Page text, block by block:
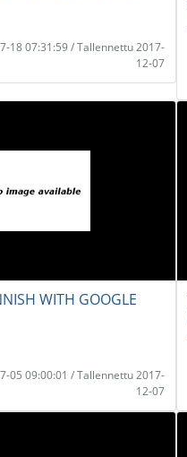
18 07:31:59 / Tallennettu 2017-
12-07
WITH GOOGLE
05 09:00:01 / Tallennettu 2017-
12-07